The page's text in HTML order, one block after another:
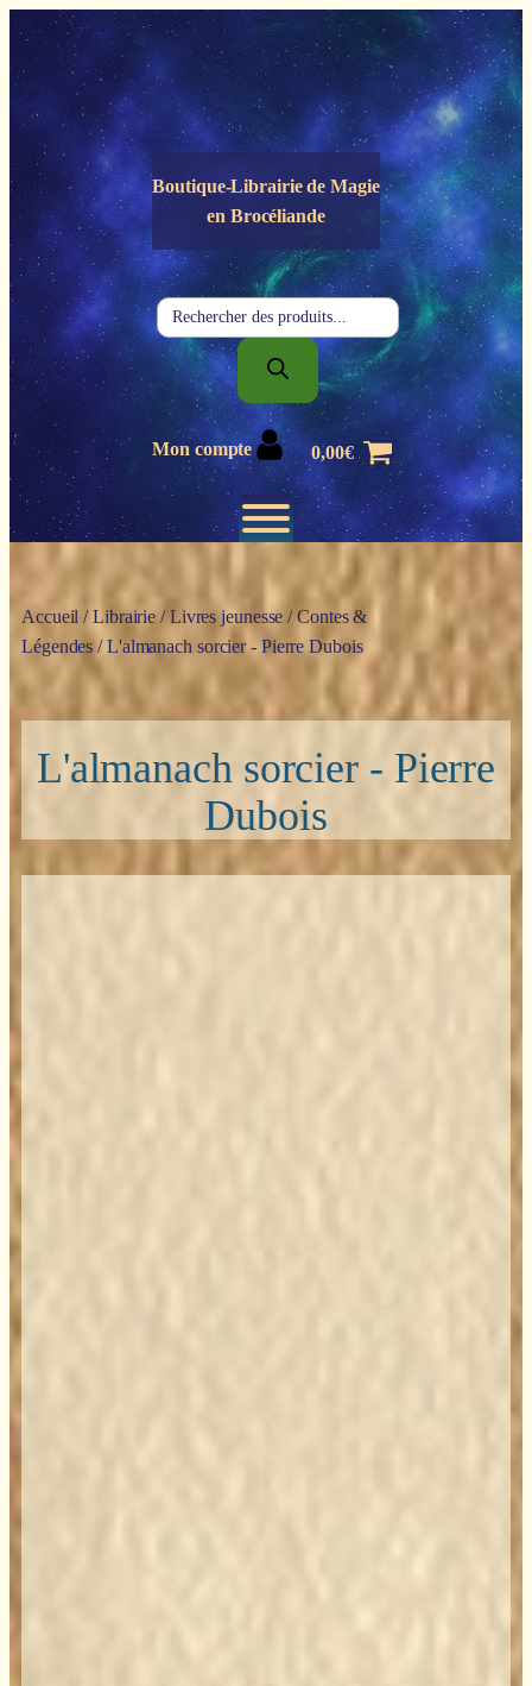
Panneau de gestion des cookies
Boutique-Librairie deMagie
en Brocéliande
Recherche
de
produits
Mon compte 0,00€
Accueil /Librairie /Livres jeunesse /Contes &
Légendes / L'almanach sorcier - Pierre Dubois
L'almanach sorcier - Pierre
Dubois